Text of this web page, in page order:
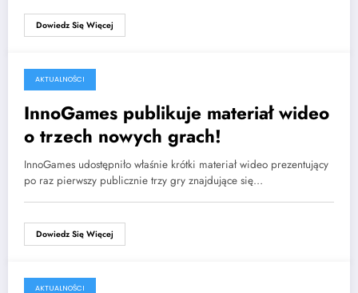
Dowiedz Się Więcej
15 października 2016
AKTUALNOŚCI
InnoGames publikuje materiał wideo
o trzech nowych grach!
InnoGames udostępniło właśnie krótki materiał wideo prezentujący
po raz pierwszy publicznie trzy gry znajdujące się…
Dowiedz Się Więcej
AKTUALNOŚCI